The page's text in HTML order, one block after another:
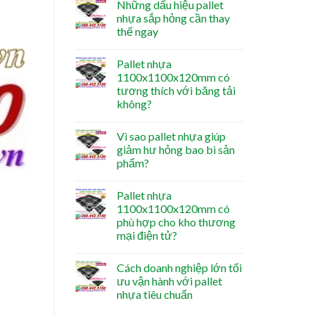
Những dấu hiệu pallet
nhựa sắp hỏng cần thay
thế ngay
Pallet nhựa
1100x1100x120mm có
tương thích với băng tải
không?
Vì sao pallet nhựa giúp
giảm hư hỏng bao bì sản
phẩm?
Pallet nhựa
1100x1100x120mm có
phù hợp cho kho thương
mại điện tử?
Cách doanh nghiệp lớn tối
ưu vận hành với pallet
nhựa tiêu chuẩn